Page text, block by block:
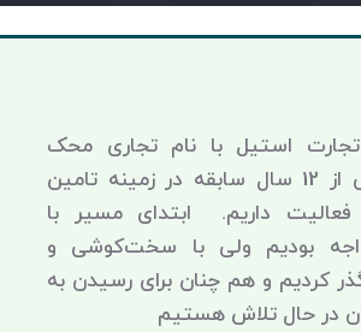
استیل با نام تجاری محک
استیل، با بیش از 12 سال سابقه در زمینه تامین
فعالیت داریم. ابتدای مسیر با
بودیم ولی با سخت‌کوشی و
کردیم و هم چنان برای رسیدن به
در حال تلاش هستیم